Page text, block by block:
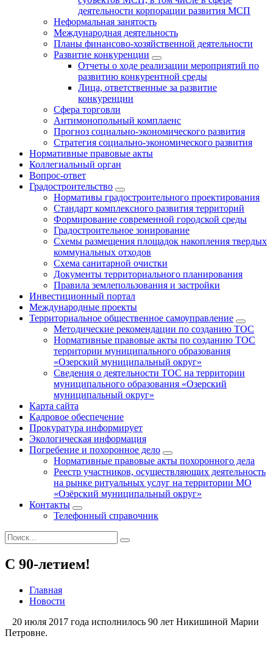
деятельности корпорации развития МСП
Неформальная занятость
Международная деятельность
Планы финансово-хозяйственной деятельности
Развитие конкуренции
Отчеты о ходе реализации мероприятий по
развитию конкурентной среды
Лица, ответственные за развитие
конкуренции
Сфера торговли
Антимонопольный комплаенс
Прогноз социально-экономического развития
Стратегия социально-экономического развития
Нормативные правовые акты
Коллегиальный орган
Вопрос-ответ
Градостроительство
Нормативы градостроительного проектирования
Стандарт комплексного развития территорий
Формирование современной городской среды
Градостроительное зонирование
Схемы размещения площадок накопления твердых
коммунальных отходов
Схема санитарной очистки
Документы территориального планирования
Правила землепользования и застройки
Инвестиционный портал
Международные проекты
Территориальное общественное самоуправление
Методические рекомендации по созданию ТОС
Нормативные правовые акты по созданию ТОС
территории муниципального образования
«Озерский муниципальный округ»
Сведения о деятельности ТОС на территории
муниципального образования «Озерский
муниципальный округ»
Карта сайта
Кадровое обеспечение
Прокуратура информирует
Экологическая информация
Погребение и похоронное дело
Нормативные правовые акты похоронного дела
Реестр участников, осуществляющих деятельность
на рынке ритуальных услуг на территории МО
«Озёрский муниципальный округ»
Контакты
Телефонный справочник
С 90-летием!
Главная
Новости
20 июля 2017 года исполнилось 90 лет Никишиной Марии
Петровне.